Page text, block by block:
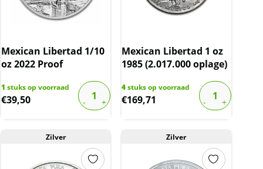
Mexican Libertad 1/10
oz 2022 Proof
1 stuks op voorraad
€39,50
Mexican Libertad 1 oz
1985 (2.017.000 oplage)
4stuks op voorraad
€169,71
Zilver Zilver